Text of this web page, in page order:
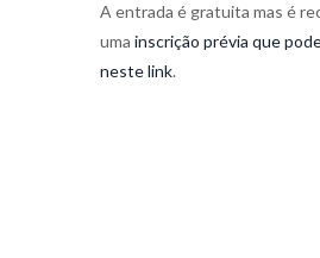
A entrada é gratuita mas é
uma inscrição prévia que
neste link.